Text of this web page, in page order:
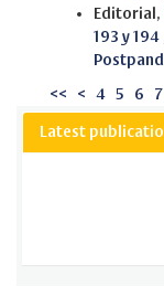
Editorial,
193 y 194
<< < 4 5 6 7
Latest